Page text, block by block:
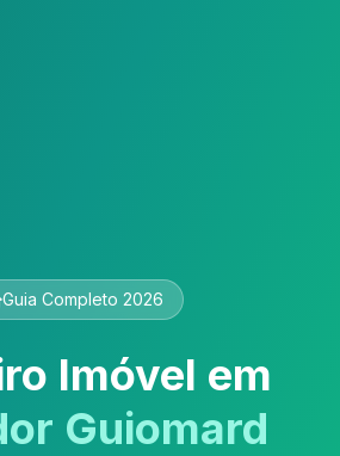
Guia Completo 2026
Imóvel em
Guiomard